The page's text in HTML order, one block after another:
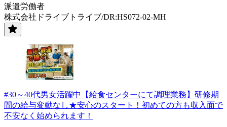
派遣労働者
株式会社ドライブトライブ/DR:HS072-02-MH
#30～40代男女活躍中【給食センターにて調理業務】研修期
間の給与変動なし★安心のスタート！初めての方も収入面で
不安なく始められます！